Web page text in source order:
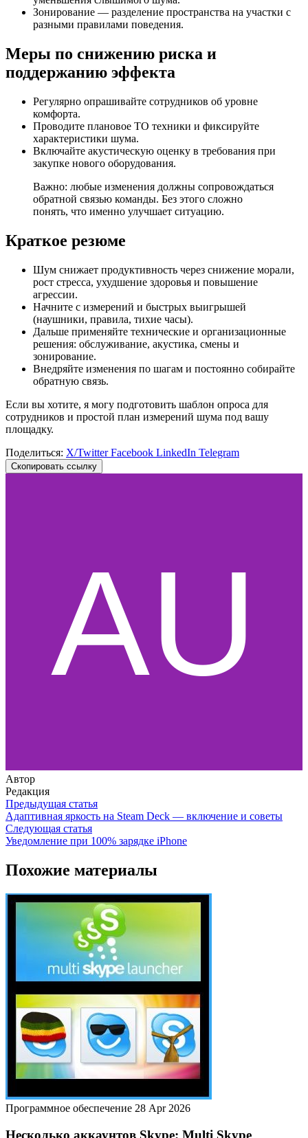
Зонирование — разделение пространства на участки с
разными правилами поведения.
Меры по снижению риска и
поддержанию эффекта
Регулярно опрашивайте сотрудников об уровне
комфорта.
Проводите плановое ТО техники и фиксируйте
характеристики шума.
Включайте акустическую оценку в требования при
закупке нового оборудования.
Важно: любые изменения должны сопровождаться
обратной связью команды. Без этого сложно
понять, что именно улучшает ситуацию.
Краткое резюме
Шум снижает продуктивность через снижение морали,
рост стресса, ухудшение здоровья и повышение
агрессии.
Начните с измерений и быстрых выигрышей
(наушники, правила, тихие часы).
Дальше применяйте технические и организационные
решения: обслуживание, акустика, смены и
зонирование.
Внедряйте изменения по шагам и постоянно собирайте
обратную связь.
Если вы хотите, я могу подготовить шаблон опроса для
сотрудников и простой план измерений шума под вашу
площадку.
Поделиться: X/TwitterFacebook LinkedIn Telegram
Скопировать ссылку
Автор
Редакция
Предыдущая статья
Адаптивная яркость на Steam Deck — включение и советы
Следующая статья
Уведомление при 100% зарядке iPhone
Похожие материалы
Программное обеспечение 28 Apr 2026
Несколько аккаунтов Skype: Multi Skype